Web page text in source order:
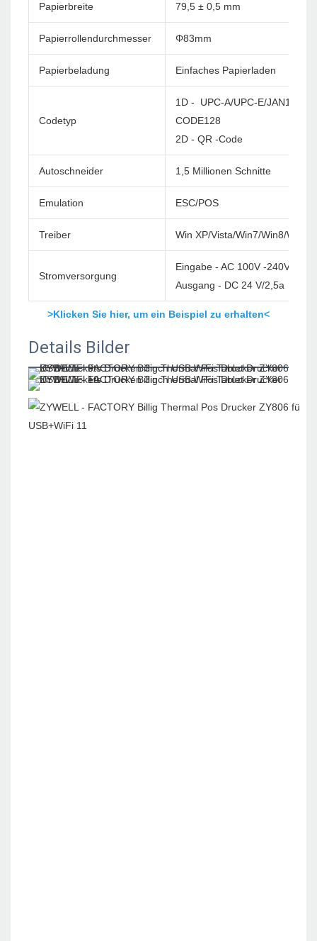
Papierbreite 79,5 ± 0,5 mm
Papierrollendurchmesser Φ83mm
Papierbeladung Einfaches Papierladen
Codetyp
1D - UPC-A/UPC-E/
CODE128
2D - QR -Code
Autoschneider 1,5 Millionen Schnitte
Emulation ESC/POS
Treiber Win XP/Vista/Win7/Win8/
Stromversorgung
Eingabe - AC 100V -240V/60
Ausgang - DC 24 V/2,5a
>Klicken Sie hier, um ein Beispiel zu erhalten<
Details Bilder